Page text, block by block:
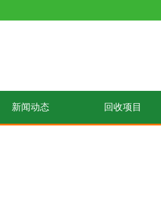
新闻动态 回收项目